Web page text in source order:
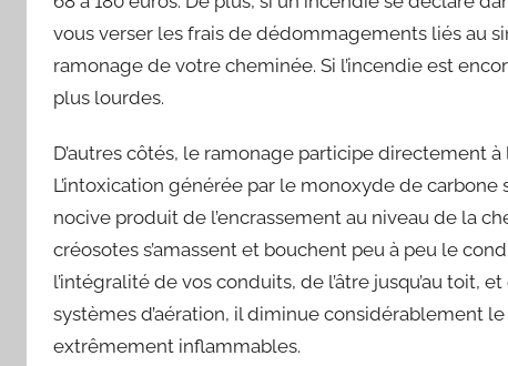
vous verser les frais de dédommagements liés au
ramonage de votre cheminée. Si l’incendie est
plus lourdes.
D’autres côtés, le ramonage participe directement
L’intoxication générée par le monoxyde de
nocive produit de l’encrassement au niveau de la
créosotes s’amassent et bouchent peu à peu le
l’intégralité de vos conduits, de l’âtre jusqu’au toit,
systèmes d’aération, il diminue considérablement
extrêmement inflammables.